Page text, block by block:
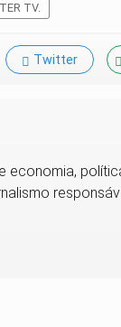
TV.
Twitter
economia,